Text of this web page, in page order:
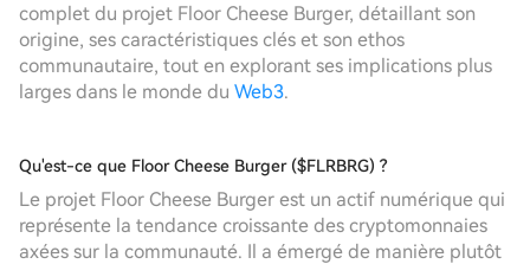
complet du projet Floor Cheese Burger, détaillant son
origine, ses caractéristiques clés et son ethos
communautaire, tout en explorant ses implications plus
larges dans le monde du Web3.
Qu'est-ce que Floor Cheese Burger ($FLRBRG) ?
Le projet Floor Cheese Burger est un actif numérique qui
représente la tendance croissante des cryptomonnaies
axées sur la communauté. Il a émergé de manière plutôt